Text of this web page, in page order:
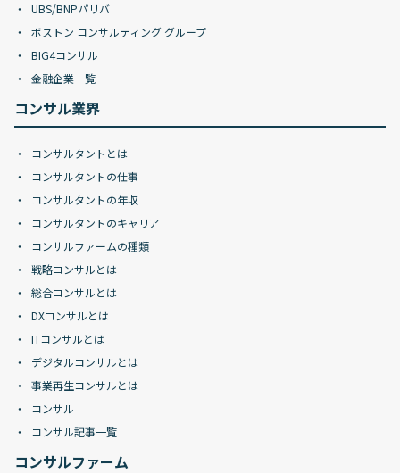
UBS/BNPパリバ
ボストン コンサルティング グループ
BIG4コンサル
金融企業一覧
コンサル業界
コンサルタントとは
コンサルタントの仕事
コンサルタントの年収
コンサルタントのキャリア
コンサルファームの種類
戦略コンサルとは
総合コンサルとは
DXコンサルとは
ITコンサルとは
デジタルコンサルとは
事業再生コンサルとは
コンサル
コンサル記事一覧
コンサルファーム